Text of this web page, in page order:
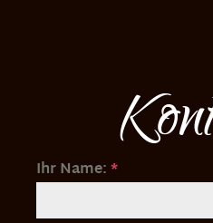
Ihr Name:*